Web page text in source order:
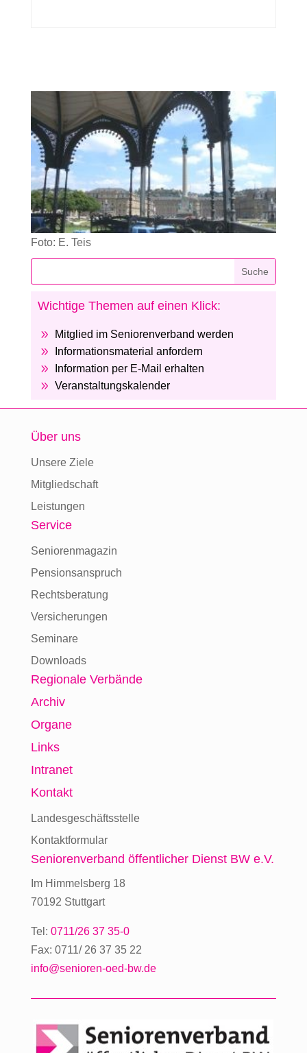
Foto: E. Teis
Wichtige Themen auf einen Klick:
9 Mitglied im Seniorenverband werden
9 Informationsmaterial anfordern
9 Information per E-Mail erhalten
9 Veranstaltungskalender
Über uns
Unsere Ziele
Mitgliedschaft
Leistungen
Service
Seniorenmagazin
Pensionsanspruch
Rechtsberatung
Versicherungen
Seminare
Downloads
Regionale Verbände
Archiv
Organe
Links
Intranet
Kontakt
Landesgeschäftsstelle
Kontaktformular
Seniorenverband öffentlicher Dienst BW e.V.
Im Himmelsberg 18
70192 Stuttgart
Tel: 0711/26 37 35-0
Fax: 0711/ 26 37 35 22
info@senioren-oed-bw.de